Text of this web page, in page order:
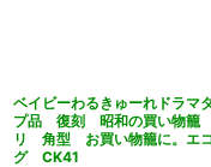
ベイビーわるきゅーれドラマ
プ品 復刻 昭和の買い物籠
リ 角型 お買い物籠に。エ
グ CK41